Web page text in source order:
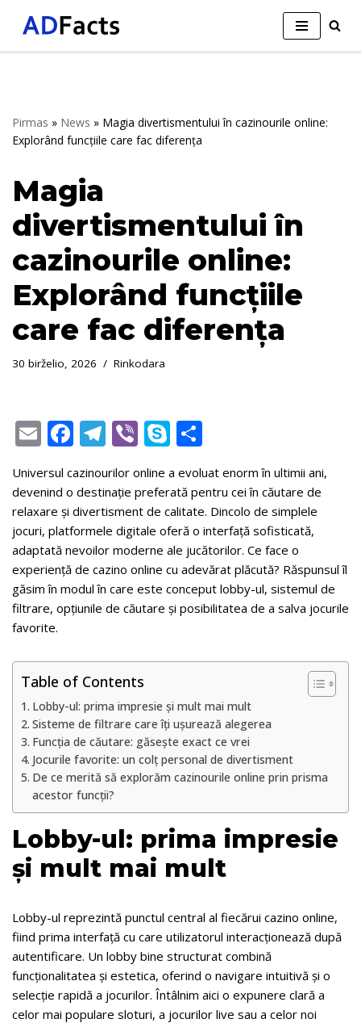
Pirmas » News » Magia divertismentului în cazinourile online:
Explorând funcțiile care fac diferența
Magia
divertismentului în
cazinourile online:
Explorând funcțiile
care fac diferența
30 birželio, 2026 Rinkodara
E
m
ai
l
F
e
b
o
o
k
T
el
e
gr
a
m
Vi
b
er
S
y
p
e
ar
e
Universul cazinourilor online a evoluat enorm în ultimii ani,
devenind o destinație preferată pentru cei în căutare de
relaxare și divertisment de calitate. Dincolo de simplele
jocuri, platformele digitale oferă o interfață sofisticată,
adaptată nevoilor moderne ale jucătorilor. Ce face o
experiență de cazino online cu adevărat plăcută? Răspunsul îl
găsim în modul în care este conceput lobby-ul, sistemul de
filtrare, opțiunile de căutare și posibilitatea de a salva jocurile
favorite.
Table of Contents
Lobby-ul: prima impresie și mult mai mult
Sisteme de filtrare care îți ușurează alegerea
Funcția de căutare: găsește exact ce vrei
Jocurile favorite: un colț personal de divertisment
De ce merită să explorăm cazinourile online prin prisma
acestor funcții?
Lobby-ul: prima impresie
și mult mai mult
Lobby-ul reprezintă punctul central al fiecărui cazino online,
fiind prima interfață cu care utilizatorul interacționează după
autentificare. Un lobby bine structurat combină
funcționalitatea și estetica, oferind o navigare intuitivă și o
selecție rapidă a jocurilor. Întâlnim aici o expunere clară a
celor mai populare sloturi, a jocurilor live sau a celor noi